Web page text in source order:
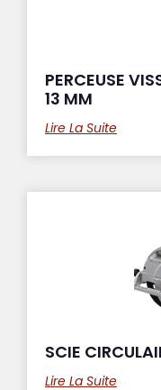
PERCEUSE
13 MM
Lire La Suite
SCIE
Lire La Suite